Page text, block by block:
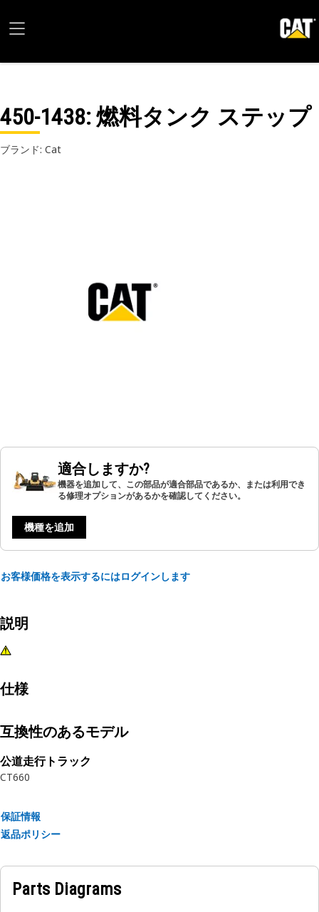
450-1438: 燃料タンク ステップ
ブランド: Cat
適合しますか?
機器を追加して、この部品が適合部品であるか、または利用でき
る修理オプションがあるかを確認してください。
機種を追加
お客様価格を表示するにはログインします
説明
仕様
互換性のあるモデル
公道走行トラック
CT660
保証情報
返品ポリシー
Parts Diagrams